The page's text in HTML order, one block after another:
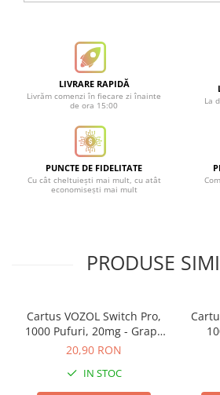
LIVRARE RAPIDĂ
Livrăm comenzi în fiecare zi înainte
de ora 15:00
La
PUNCTE DE FIDELITATE
Cu cât cheltuiești mai mult, cu atât
economisești mai mult
PRODUSE
Cartus VOZOL Switch Pro,
1000 Pufuri, 20mg - Grape
Ice
20,90 RON
IN STOC